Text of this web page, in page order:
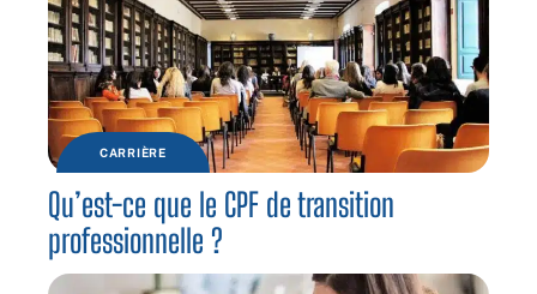
CARRIÈRE
Qu’est-ce que le CPF de transition
professionnelle ?